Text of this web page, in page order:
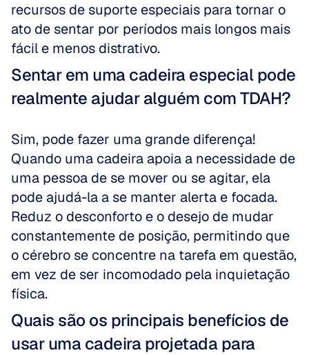
recursos de suporte especiais para tornar o
ato de sentar por períodos mais longos mais
fácil e menos distrativo.
Sentar em uma cadeira especial pode
realmente ajudar alguém com TDAH?
Sim, pode fazer uma grande diferença!
Quando uma cadeira apoia a necessidade de
uma pessoa de se mover ou se agitar, ela
pode ajudá-la a se manter alerta e focada.
Reduz o desconforto e o desejo de mudar
constantemente de posição, permitindo que
o cérebro se concentre na tarefa em questão,
em vez de ser incomodado pela inquietação
física.
Quais são os principais benefícios de
usar uma cadeira projetada para